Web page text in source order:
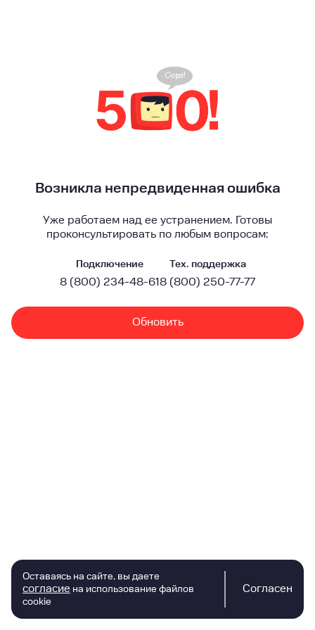
Возникла непредвиденная ошибка
Уже работаем над ее устранением. Готовы
проконсультировать по любым вопросам:
Подключение
8 (800) 234-48-61
Тех. поддержка
8 (800) 250-77-77
Обновить
Оставаясь на сайте, вы даете
согласие на использование файлов
cookie
Согласен